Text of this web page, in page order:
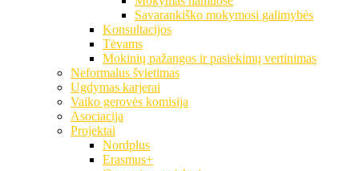
Savarankiško mokymosi galimybės
Konsultacijos
Tėvams
Mokinių pažangos ir pasiekimų vertinimas
Neformalus švietimas
Ugdymas karjerai
Vaiko gerovės komisija
Asociacija
Projektai
Nordplus
Erasmus+